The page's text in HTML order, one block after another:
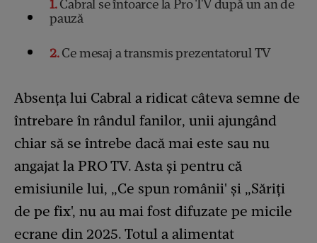
1Cabral se întoarce la Pro TV după un an de
pauză
2Ce mesaj a transmis prezentatorul TV
Absența lui Cabral a ridicat câteva semne de
întrebare în rândul fanilor, unii ajungând
chiar să se întrebe dacă mai este sau nu
angajat la PRO TV. Asta și pentru că
emisiunile lui, „Ce spun românii' și „Săriți
de pe fix', nu au mai fost difuzate pe micile
ecrane din 2025. Totul a alimentat